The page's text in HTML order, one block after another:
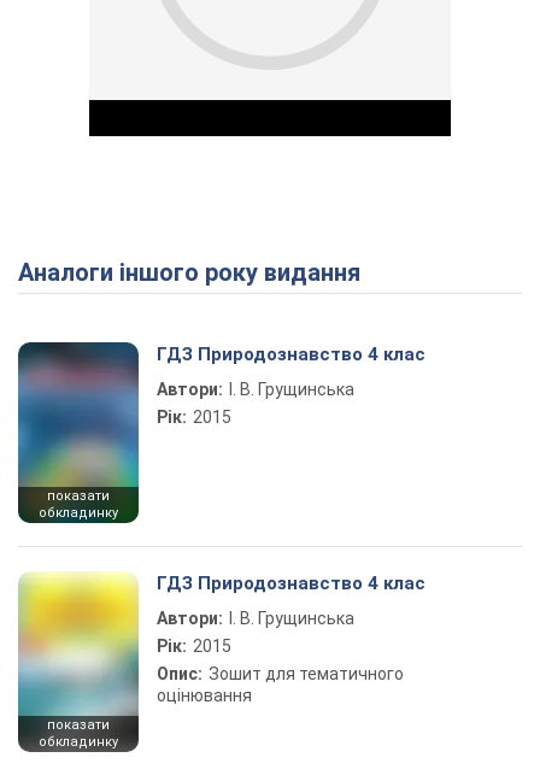
Play Video
Аналоги іншого року видання
показати
обкладинку
ГДЗ Природознавство 4 клас
Автори:
І. В. Грущинська
Рік: 2015
показати
обкладинку
ГДЗ Природознавство 4 клас
Автори:
І. В. Грущинська
Рік: 2015
Опис: Зошит для тематичного
оцінювання